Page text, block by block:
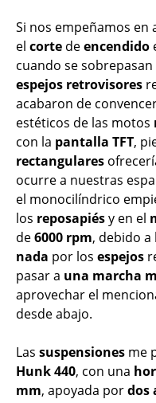
Si nos empeñamos en
el corte deencendido
cuando se
espejos retrovisores
acabaron de
estéticos de las motos
con la pantalla TFT,
rectangulares
ocurre a nuestras
el monocilíndrico
los reposapiésy en el
de6000 rpm, debido a
nada por los espejos
pasar a una marcha
aprovechar el
desde abajo.
Las suspensiones me
Hunk 440, con una
mm, apoyada pordos